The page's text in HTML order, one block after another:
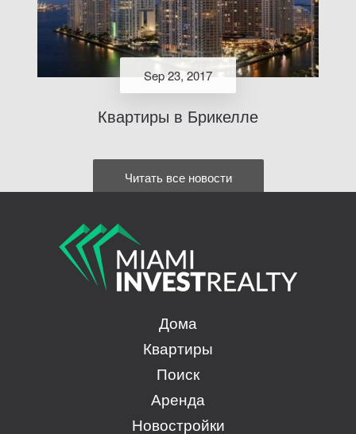
Sep 23, 2017
Квартиры в Брикелле
Читать все новости
Дома
Квартиры
Поиск
Аренда
Новостройки